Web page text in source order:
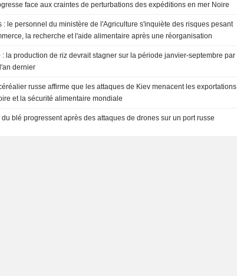
face aux craintes de perturbations des expéditions en mer Noire
: le personnel du ministère de l'Agriculture s'inquiète des risques pesant
la recherche et l'aide alimentaire après une réorganisation
: la production de riz devrait stagner sur la période janvier-septembre par
dernier
russe affirme que les attaques de Kiev menacent les exportations
et la sécurité alimentaire mondiale
du blé progressent après des attaques de drones sur un port russe